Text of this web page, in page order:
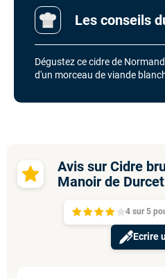
Les conseils
Dégustez ce cidre de
d'un morceau de viande
Avis sur Cidre
Manoir de
4 sur 5
Ecrire